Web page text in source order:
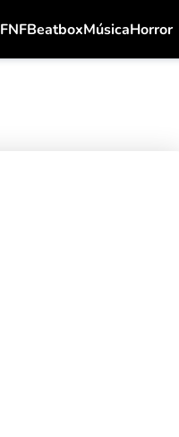
FNFBeatboxMúsicaHorror